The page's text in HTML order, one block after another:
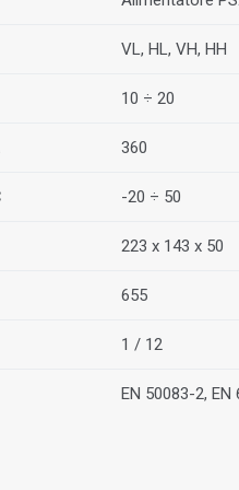
VL, HL, VH, HH
10 ÷ 20
360
-20 ÷ 50
223 x 143 x 50
655
1 / 12
EN 50083-2, EN